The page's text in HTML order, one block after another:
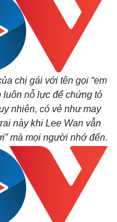
chị gái với tên gọi “em
luôn nỗ lực để chứng tỏ
nhiên, có vẻ như may
này khi Lee Wan vẫn
mà mọi người nhớ đến.